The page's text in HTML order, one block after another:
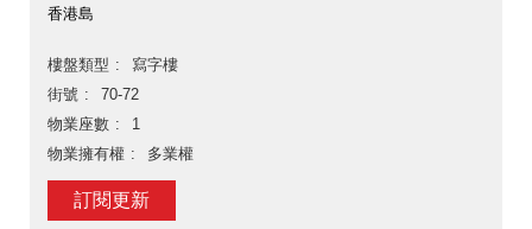
香港島
樓盤類型
寫字樓
街號
70-72
物業座數
1
物業擁有權
多業權
訂閱更新